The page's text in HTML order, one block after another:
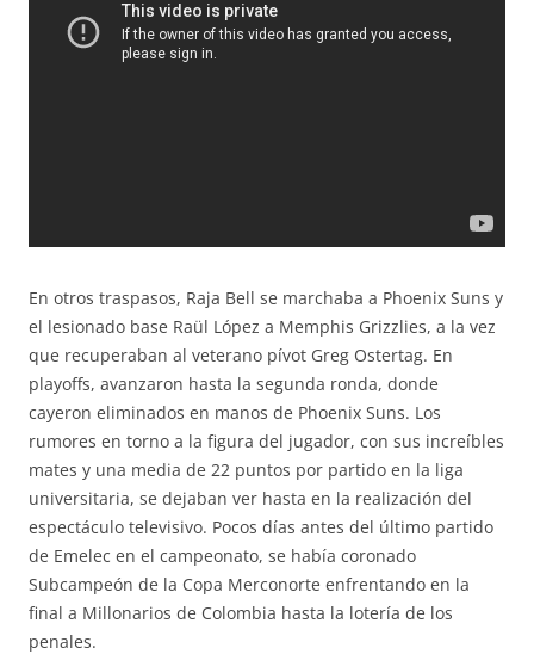
En otros traspasos, Raja Bell se marchaba a Phoenix Suns y
el lesionado base Raül López a Memphis Grizzlies, a la vez
que recuperaban al veterano pívot Greg Ostertag. En
playoffs, avanzaron hasta la segunda ronda, donde
cayeron eliminados en manos de Phoenix Suns. Los
rumores en torno a la figura del jugador, con sus increíbles
mates y una media de 22 puntos por partido en la liga
universitaria, se dejaban ver hasta en la realización del
espectáculo televisivo. Pocos días antes del último partido
de Emelec en el campeonato, se había coronado
Subcampeón de la Copa Merconorte enfrentando en la
final a Millonarios de Colombia hasta la lotería de los
penales.